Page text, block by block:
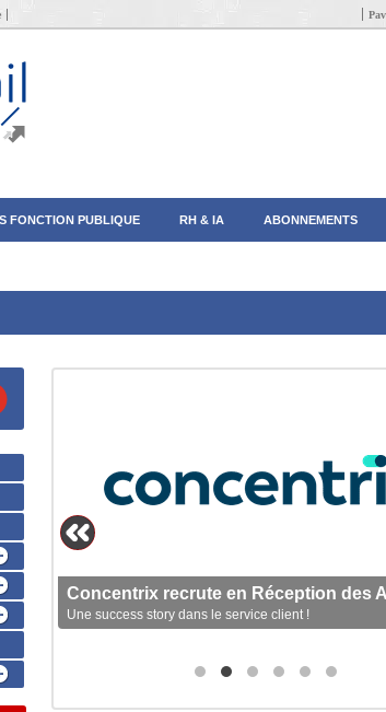
FONCTION PUBLIQUE RH & IA ABONNEMENTS
Concentrix recrute en Réception des
Une success story dans le service client !